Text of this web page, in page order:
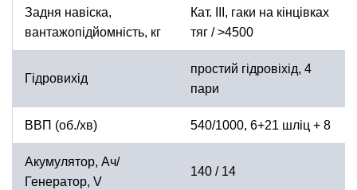
Задня навіска,
вантажопідйомність, кг
Кат. ІІІ, гаки на кінцівках
тяг / >4500
Гідровихід
простий гідровіхід, 4
пари
ВВП (об./хв) 540/1000, 6+21 шліц + 8
Акумулятор, Ач/
Генератор, V
140 / 14